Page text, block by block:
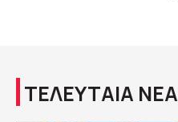
ΤΕΛΕΥΤΑΙΑ ΝΕΑ